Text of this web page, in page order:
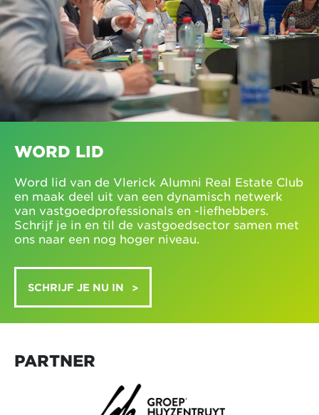
WORD LID
Word lid van de Vlerick Alumni Real Estate Club
en maak deel uit van een dynamisch netwerk
van vastgoedprofessionals en -liefhebbers.
Schrijf je in en til de vastgoedsector samen met
ons naar een nog hoger niveau.
SCHRIJF JE NU IN
PARTNER